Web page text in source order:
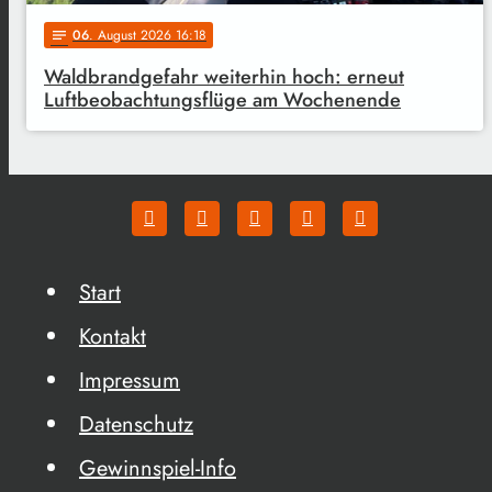
notes 06. August 2026 16:18
Waldbrandgefahr weiterhin hoch: erneut
Luftbeobachtungsflüge am Wochenende
Start
Kontakt
Impressum
Datenschutz
Gewinnspiel-Info